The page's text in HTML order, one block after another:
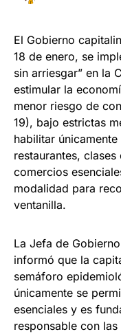
El Gobierno
18 de enero, se
sin arriesgar” en la
estimular la
menor riesgo de
19), bajo estrictas
habilitar
restaurantes,
comercios
modalidad para
ventanilla.
La Jefa de
informó que la
semáforo
únicamente se
esenciales y es
responsable con